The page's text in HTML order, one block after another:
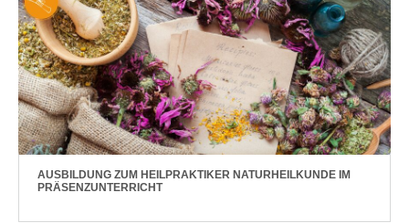
AUSBILDUNG ZUM HEILPRAKTIKER NATURHEILKUNDE IM
PRÄSENZUNTERRICHT